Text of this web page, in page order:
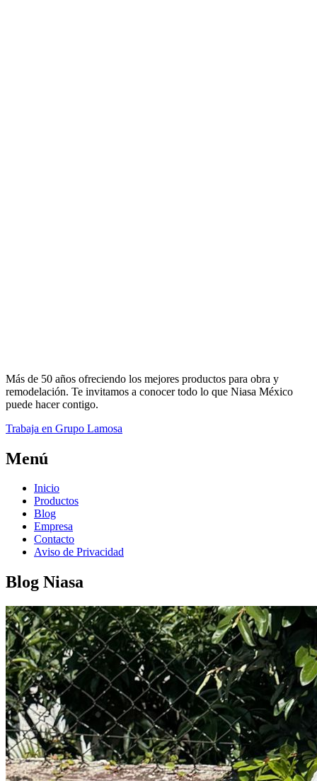
Más de 50 años ofreciendo los mejores productos para obra y
remodelación. Te invitamos a conocer todo lo que Niasa México
puede hacer contigo.
Trabaja en Grupo Lamosa
Menú
Inicio
Productos
Blog
Empresa
Contacto
Aviso de Privacidad
Blog Niasa